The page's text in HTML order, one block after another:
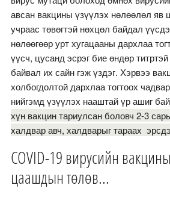
авсан вакцины үзүүлэх нөлөөлөл яв
учраас төвөгтэй нөхцөл байдал
нөлөөгөөр урт хугацааны дархлаа
үүсч, цусанд эсрэг бие өндөр
байвал их сайн гэж үздэг. Хэрвээ
холбогдолтой дархлаа тогтоох
нийгэмд үзүүлэх нааштай үр ашиг
хүн вакцин тариулсан боловч 2-3
халдвар авч, халдварыг тараах
COVID-19 вирусийн
цаашдын төлөв...